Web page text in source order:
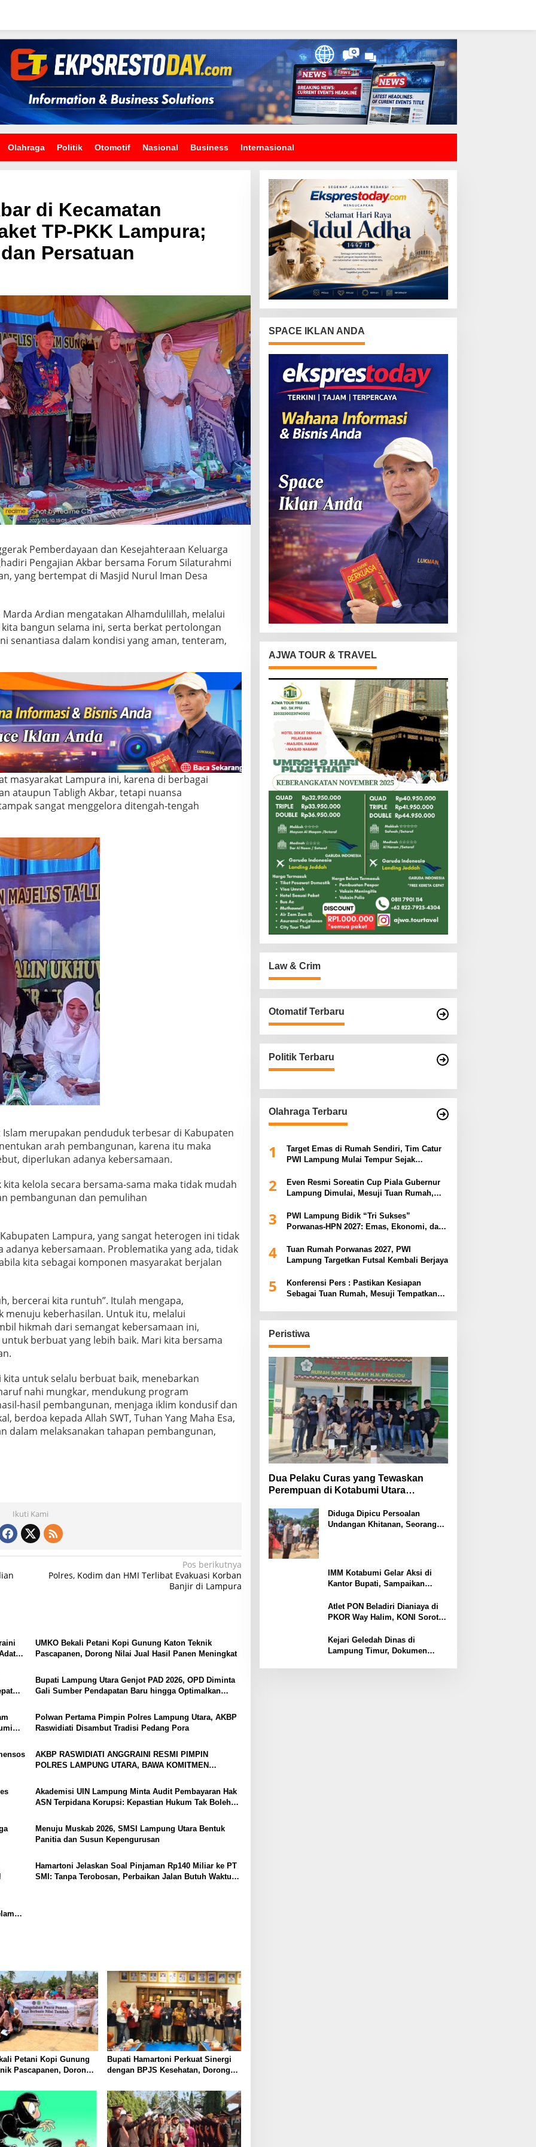
Olahraga Politik Otomotif Nasional Business Internasional
di Kecamatan
TP-PKK Lampura;
Persatuan
Pemberdayaan dan Kesejahteraan Keluarga
Pengajian Akbar bersama Forum Silaturahmi
yang bertempat di Masjid Nurul Iman Desa
Marda Ardian mengatakan Alhamdulillah, melalui
bangun selama ini, serta berkat pertolongan
senantiasa dalam kondisi yang aman, tenteram,
masyarakat Lampura ini, karena di berbagai
ataupun Tabligh Akbar, tetapi nuansa
sangat menggelora ditengah-tengah
merupakan penduduk terbesar di Kabupaten
arah pembangunan, karena itu maka
diperlukan adanya kebersamaan.
kelola secara bersama-sama maka tidak mudah
pembangunan dan pemulihan
Lampura, yang sangat heterogen ini tidak
kebersamaan. Problematika yang ada, tidak
kita sebagai komponen masyarakat berjalan
bercerai kita runtuh”. Itulah mengapa,
menuju keberhasilan. Untuk itu, melalui
hikmah dari semangat kebersamaan ini,
berbuat yang lebih baik. Mari kita bersama
untuk selalu berbuat baik, menebarkan
nahi mungkar, mendukung program
hasil pembangunan, menjaga iklim kondusif dan
berdoa kepada Allah SWT, Tuhan Yang Maha Esa,
dalam melaksanakan tahapan pembangunan,
Ikuti Kami
Pos berikutnya
Polres, Kodim dan HMI Terlibat Evakuasi Korban
Banjir di Lampura
UMKO Bekali Petani Kopi Gunung Katon Teknik
Pascapanen, Dorong Nilai Jual Hasil Panen Meningkat
Bupati Lampung Utara Genjot PAD 2026, OPD Diminta
Gali Sumber Pendapatan Baru hingga Optimalkan
Polwan Pertama Pimpin Polres Lampung Utara, AKBP
Raswidiati Disambut Tradisi Pedang Pora
AKBP RASWIDIATI ANGGRAINI RESMI PIMPIN
POLRES LAMPUNG UTARA, BAWA KOMITMEN
Akademisi UIN Lampung Minta Audit Pembayaran Hak
ASN Terpidana Korupsi: Kepastian Hukum Tak Boleh
Menuju Muskab 2026, SMSI Lampung Utara Bentuk
Panitia dan Susun Kepengurusan
Hamartoni Jelaskan Soal Pinjaman Rp140 Miliar ke PT
SMI: Tanpa Terobosan, Perbaikan Jalan Butuh Waktu
Petani Kopi Gunung
Pascapanen, Dorong
Bupati Hamartoni Perkuat Sinergi
dengan BPJS Kesehatan, Dorong
dan Mudah
SPACE IKLAN ANDA
AJWA TOUR & TRAVEL
Law & Crim
Otomatif Terbaru
Politik Terbaru
Olahraga Terbaru
1
Target Emas di Rumah Sendiri, Tim Catur
PWI Lampung Mulai Tempur Sejak
2
Even Resmi Soreatin Cup Piala Gubernur
Lampung Dimulai, Mesuji Tuan Rumah,
Olahraga Di Bumi Ragab Begawe Caram
3
PWI Lampung Bidik “Tri Sukses”
Porwanas-HPN 2027: Emas, Ekonomi, dan
4
Tuan Rumah Porwanas 2027, PWI
Lampung Targetkan Futsal Kembali Berjaya
5
Konferensi Pers : Pastikan Kesiapan
Sebagai Tuan Rumah, Mesuji Tempatkan
Peristiwa
Dua Pelaku Curas yang Tewaskan
Perempuan di Kotabumi Utara
Ekonomi
Diduga Dipicu Persoalan
Undangan Khitanan, Seorang
IMM Kotabumi Gelar Aksi di
Kantor Bupati, Sampaikan
Pemkab Lampung Utara
Atlet PON Beladiri Dianiaya di
PKOR Way Halim, KONI Soroti
Kawasan
Kejari Geledah Dinas di
Lampung Timur, Dokumen